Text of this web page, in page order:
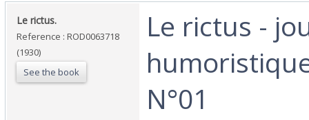
‎Le rictus.‎
Reference : ROD0063718
(1930)
See the book
‎Le rictus -
N°01‎